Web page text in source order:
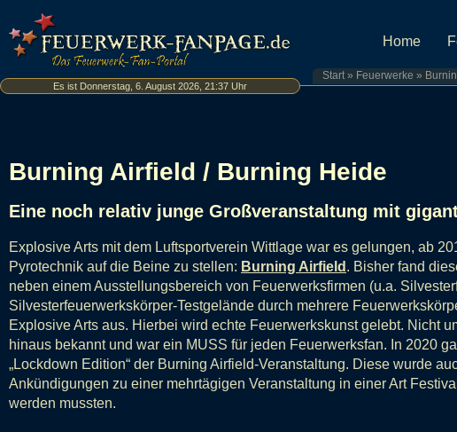
Es ist Donnerstag, 6. August 2026, 21:37 Uhr
Home
Start» Feuerwerke »
Burning Airfield / Burning Heide
Eine noch relativ junge Großveranstaltung mit
Explosive Arts mit dem Luftsportverein Wittlage war es gelungen, ab
Pyrotechnik auf die Beine zu stellen: Burning Airfield . Bisher fand
neben einem Ausstellungsbereich von Feuerwerksfirmen (u.a.
Silvesterfeuerwerkskörper-Testgelände durch mehrere
Explosive Arts aus. Hierbei wird echte Feuerwerkskunst gelebt. Nicht
hinaus bekannt und war ein MUSS für jeden Feuerwerksfan. In 2020
„Lockdown Edition“ der Burning Airfield-Veranstaltung. Diese wurde
Ankündigungen zu einer mehrtägigen Veranstaltung in einer Art
werden mussten.